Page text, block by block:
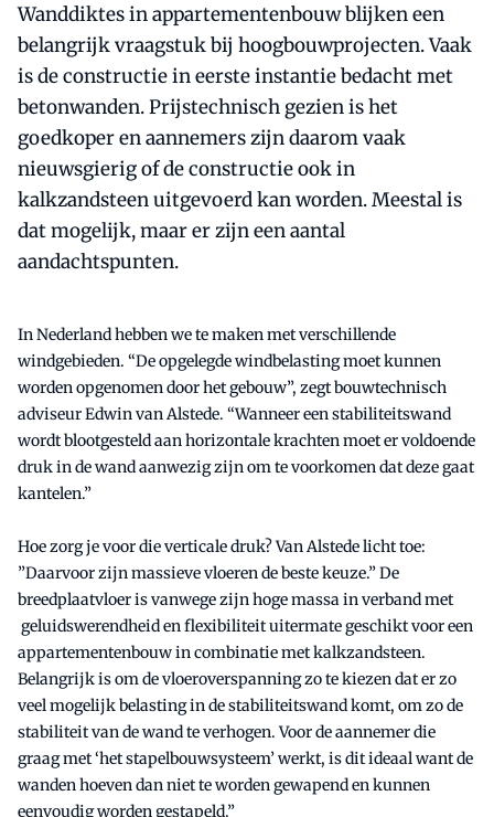
Wanddiktes in appartementenbouw blijken een
belangrijk vraagstuk bij hoogbouwprojecten. Vaak
is de constructie in eerste instantie bedacht met
betonwanden. Prijstechnisch gezien is het
goedkoper en aannemers zijn daarom vaak
nieuwsgierig of de constructie ook in
kalkzandsteen uitgevoerd kan worden. Meestal is
dat mogelijk, maar er zijn een aantal
aandachtspunten.
In Nederland hebben we te maken met verschillende
windgebieden. “De opgelegde windbelasting moet kunnen
worden opgenomen door het gebouw”, zegt bouwtechnisch
adviseur Edwin van Alstede. “Wanneer een stabiliteitswand
wordt blootgesteld aan horizontale krachten moet er voldoende
druk in de wand aanwezig zijn om te voorkomen dat deze gaat
kantelen.”
Hoe zorg je voor die verticale druk? Van Alstede licht toe:
”Daarvoor zijn massieve vloeren de beste keuze.” De
breedplaatvloer is vanwege zijn hoge massa in verband met
geluidswerendheid en flexibiliteit uitermate geschikt voor een
appartementenbouw in combinatie met kalkzandsteen.
Belangrijk is om de vloeroverspanning zo te kiezen dat er zo
veel mogelijk belasting in de stabiliteitswand komt, om zo de
stabiliteit van de wand te verhogen. Voor de aannemer die
graag met ‘het stapelbouwsysteem’ werkt, is dit ideaal want de
wanden hoeven dan niet te worden gewapend en kunnen
eenvoudig worden gestapeld.”